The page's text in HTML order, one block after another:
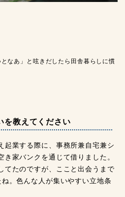
となあ」と呟きだしたら田舎暮らしに慣
を教えてください
業する際に、事務所兼自宅兼シ
き家バンクを通じて借りました。
てたのですが、ここと出会うまで
。色んな人が集いやすい立地条